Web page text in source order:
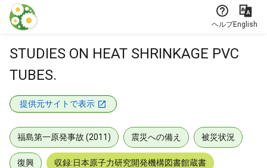
本文に飛ぶ
ヘルプEnglish
STUDIES ON HEAT SHRINKAGE PVC
TUBES.
提供元サイトで表示
福島第一原発事故 (2011) 震災への備え 被災状況
復興 収録:日本原子力研究開発機構図書館蔵書